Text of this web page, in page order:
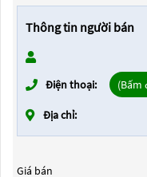
Thông tin người bán
Điện thoại: (Bấm
Địa chỉ:
Giá bán